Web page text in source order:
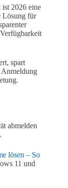
2026 eine
Lösung für
spart
Anmeldung
abmelden
lösen – So
11 und